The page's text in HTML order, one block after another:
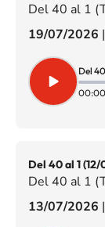
Del 40 al 1
19/07/2026 |
Del 40 al 1
Del 40 al 1
13/07/2026 |